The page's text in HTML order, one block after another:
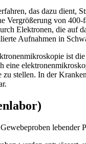
das dazu dient,
Vergrößerung von
Elektronen, die auf
Aufnahmen in
ist
eine
stellen. In der
lebender